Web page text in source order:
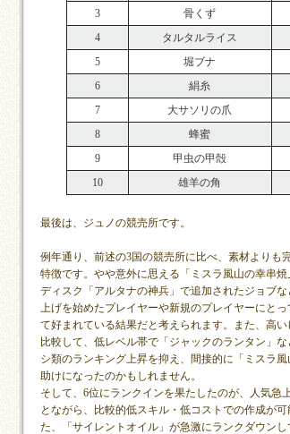
3
骨くず
4
タルタルライス
5
堀ブナ
6
絹糸
7
大サソリの爪
8
蜂蜜
9
甲虫の甲殻
10
雄羊の角
最後は、ジュノの競売所です。
例年通り、前述の3国の競売所に比べ、素材よりも
特徴です。やや意外に思える「ミスラ風山の幸串
ディスク「アルタナの神兵」で追加されたジョブ
上げを始めたプレイヤーや新規のプレイヤーにと
て好まれている結果だと考えられます。また、高
比較して、低レベル帯で「ジャックのランタン」
シ類のランキング上昇を抑え、間接的に「ミスラ
助けになったのかもしれません。
そして、6位にランクインを果たしたのが、人気急
とながら、比較的低スキル・低コストでの作成が
た、「サイレントオイル」が急激にランクダウン